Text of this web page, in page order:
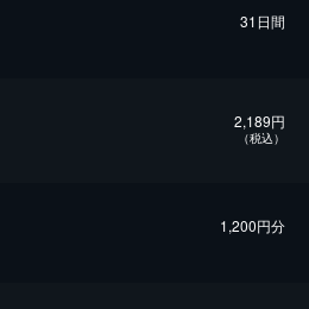
31日間
2,189円
（税込）
1,200円分